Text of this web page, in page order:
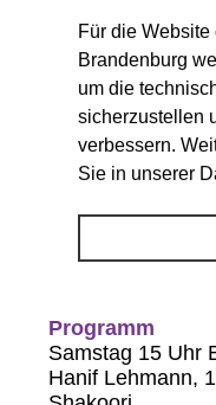
Angewandte
Öffnungszeiten
Sa. 14-18 Uhr
So. 11-18 Uhr
Hanif Lehmann
Programm
Samstag 15 Uhr
Hanif Lehmann,
Für die
Brandenburg
um die
sicherzustellen
verbessern.
Sie in unserer